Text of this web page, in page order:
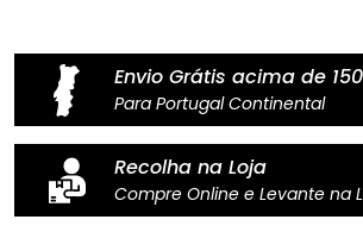
de
Meio
Seco
Envio Grátis acima de
Para Portugal Continental
Recolha na Loja
Compre Online e Levante na